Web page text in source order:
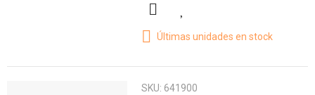
Últimas unidades en stock
SKU: 641900